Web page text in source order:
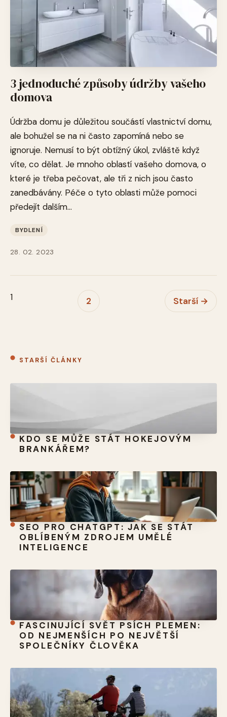
3 jednoduché způsoby údržby vašeho
domova
Údržba domu je důležitou součástí vlastnictví domu,
ale bohužel se na ni často zapomíná nebo se
ignoruje. Nemusí to být obtížný úkol, zvláště když
víte, co dělat. Je mnoho oblastí vašeho domova, o
které je třeba pečovat, ale tři z nich jsou často
zanedbávány. Péče o tyto oblasti může pomoci
předejít dalším...
BYDLENÍ
28. 02. 2023
1 2 Starší →
STARŠÍ ČLÁNKY
KDO SE MŮŽE STÁT HOKEJOVÝM
BRANKÁŘEM?
SEO PRO CHATGPT: JAK SE STÁT
OBLÍBENÝM ZDROJEM UMĚLÉ
INTELIGENCE
FASCINUJÍCÍ SVĚT PSÍCH PLEMEN:
OD NEJMENŠÍCH PO NEJVĚTŠÍ
SPOLEČNÍKY ČLOVĚKA